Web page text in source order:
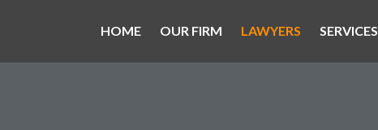
HOME OUR FIRM LAWYERS SERVICES